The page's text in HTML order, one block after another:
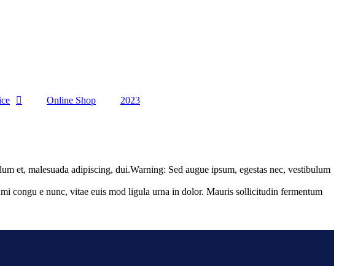
Online Shop 2023
et, malesuada adipiscing, dui.Warning: Sed augue ipsum, egestas nec, vestibulum
congu e nunc, vitae euis mod ligula urna in dolor. Mauris sollicitudin fermentum